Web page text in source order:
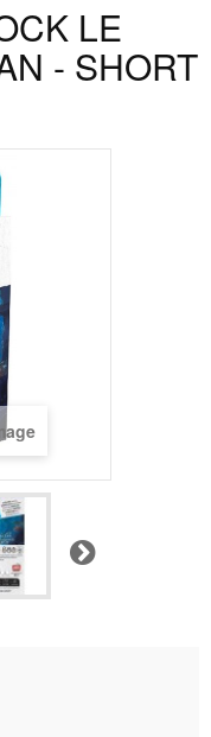
LE
- SHORT
Suivant